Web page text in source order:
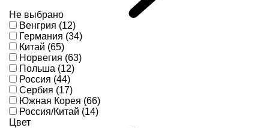
Не выбрано
Венгрия (12)
Германия (34)
Китай (65)
Норвегия (63)
Польша (12)
Россия (44)
Сербия (17)
Южная Корея (66)
Россия/Китай (14)
Цвет